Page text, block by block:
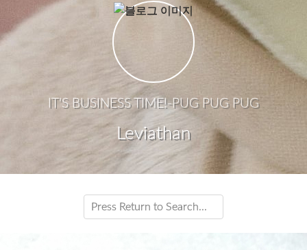
IT'S BUSINESS TIME!-PUG PUG PUG
Leviathan